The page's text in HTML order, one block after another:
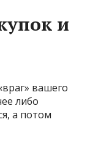
и
вашего
либо
а потом